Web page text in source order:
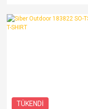
TÜKENDİ